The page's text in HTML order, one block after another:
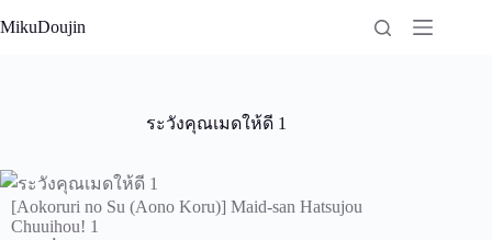
to
MikuDoujin
ระวังคุณเมดให้ดี 1
[Aokoruri no Su (Aono Koru)] Maid-san Hatsujou
Chuuihou! 1